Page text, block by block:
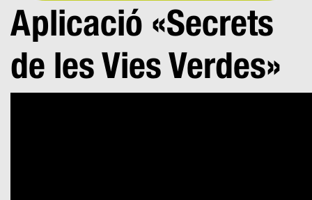
Aplicació «Secrets
de les Vies Verdes»